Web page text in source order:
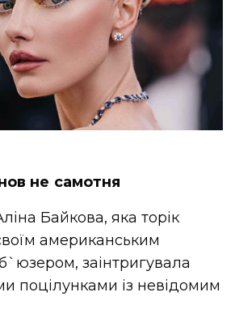
не самотня
Байкова, яка торік
американським
заінтригувала
поцілунками із невідомим